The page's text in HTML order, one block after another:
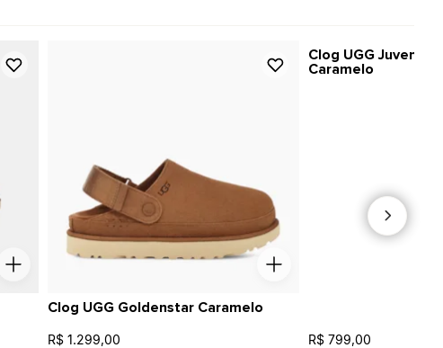
Clog UGG Goldenstar Caramelo
R$ 1.299,00
Clog UGG Juvenil
Caramelo
R$ 799,00